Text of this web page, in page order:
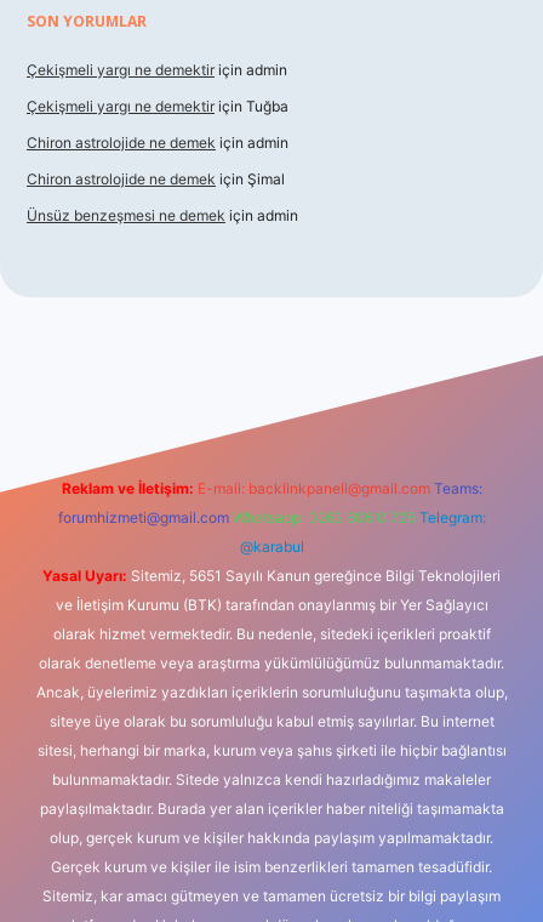
SON YORUMLAR
Çekişmeli yargı ne demektir için admin
Çekişmeli yargı ne demektir için Tuğba
Chiron astrolojide ne demek için admin
Chiron astrolojide ne demek için Şimal
Ünsüz benzeşmesi ne demek için admin
Reklam ve İletişim: E-mail: backlinkpaneli@gmail.com Teams:
forumhizmeti@gmail.com Whatsapp: 0262 606 0 726 Telegram:
@karabul
Yasal Uyarı: Sitemiz, 5651 Sayılı Kanun gereğince Bilgi Teknolojileri
ve İletişim Kurumu (BTK) tarafından onaylanmış bir Yer Sağlayıcı
olarak hizmet vermektedir. Bu nedenle, sitedeki içerikleri proaktif
olarak denetleme veya araştırma yükümlülüğümüz bulunmamaktadır.
Ancak, üyelerimiz yazdıkları içeriklerin sorumluluğunu taşımakta olup,
siteye üye olarak bu sorumluluğu kabul etmiş sayılırlar. Bu internet
sitesi, herhangi bir marka, kurum veya şahıs şirketi ile hiçbir bağlantısı
bulunmamaktadır. Sitede yalnızca kendi hazırladığımız makaleler
paylaşılmaktadır. Burada yer alan içerikler haber niteliği taşımamakta
olup, gerçek kurum ve kişiler hakkında paylaşım yapılmamaktadır.
Gerçek kurum ve kişiler ile isim benzerlikleri tamamen tesadüfidir.
Sitemiz, kar amacı gütmeyen ve tamamen ücretsiz bir bilgi paylaşım